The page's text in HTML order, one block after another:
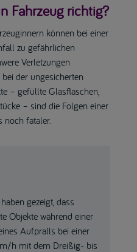
Fahrzeug richtig?
können bei einer
zu gefährlichen
Verletzungen
der ungesicherten
– gefüllte Glasflaschen,
– sind die Folgen einer
noch fataler.
gezeigt, dass
Objekte während einer
Aufpralls bei einer
h mit dem Dreißig- bis